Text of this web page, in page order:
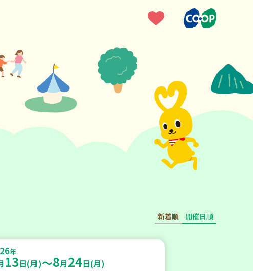
新着順 開催日順
年
13日(月)～8月24日(月)